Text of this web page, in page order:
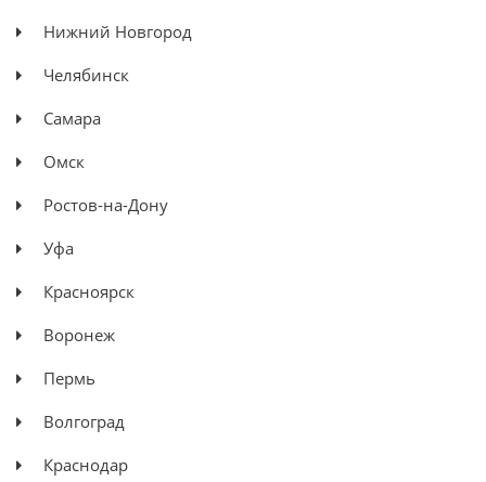
Нижний Новгород
Челябинск
Самара
Омск
Ростов-на-Дону
Уфа
Красноярск
Воронеж
Пермь
Волгоград
Краснодар